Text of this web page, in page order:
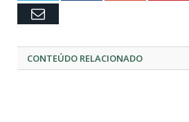
Email
CONTEÚDO RELACIONADO